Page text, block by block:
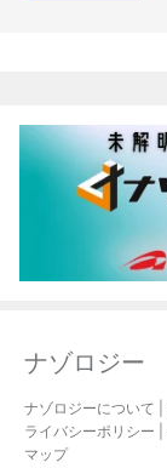
ナゾロジー
ナゾロジーについて
ライバシーポリシー
マップ